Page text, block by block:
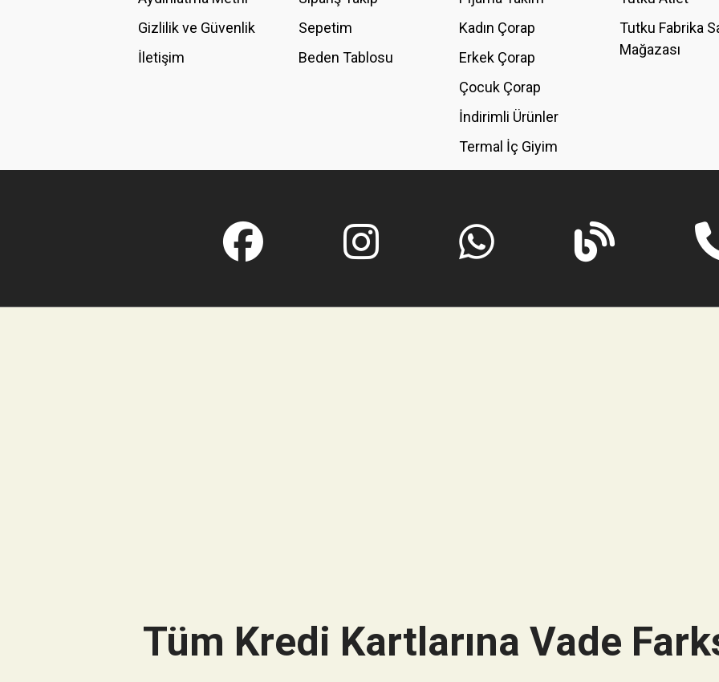
Gizlilik ve Güvenlik
İletişim
Sepetim
Beden Tablosu
Kadın Çorap
Erkek Çorap
Çocuk Çorap
İndirimli Ürünler
Termal İç Giyim
Tutku Fabrika
Mağazası
Tüm Kredi Kartlarına Vade